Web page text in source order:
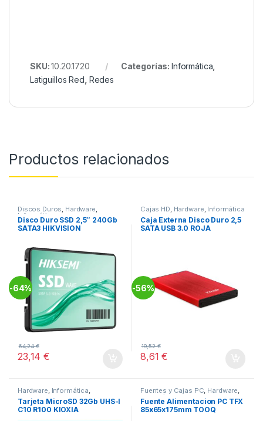
SKU:10.20.1720 Categorías: Informática,
Latiguillos Red, Redes
Productos relacionados
-64%
Discos Duros, Hardware,
Informática
Disco Duro SSD 2,5″ 240Gb
SATA3 HIKVISION
23,14€
64,24€
-56%
Cajas HD, Hardware, Informática
Caja Externa Disco Duro 2,5
SATA USB 3.0 ROJA
8,61€
19,52€
Hardware, Informática,
Pendrives y Tarjetas
Tarjeta MicroSD 32Gb UHS-I
C10 R100 KIOXIA
Fuentes y Cajas PC, Hardware,
Informática
Fuente Alimentacion PC TFX
85x65x175mm TOOQ